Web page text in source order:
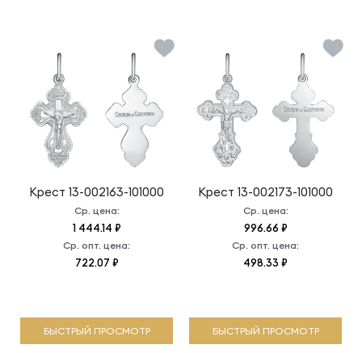
Крест 13-002163-101000
Ср. цена:
1 444.14 ₽
Ср. опт. цена:
722.07 ₽
БЫСТРЫЙ ПРОСМОТР
Крест 13-002173-101000
Ср. цена:
996.66 ₽
Ср. опт. цена:
498.33 ₽
БЫСТРЫЙ ПРОСМОТР